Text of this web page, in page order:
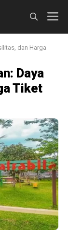
dan Harga
Daya
Tiket